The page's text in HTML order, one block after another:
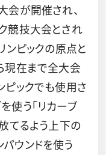
会が開催され、
競技大会とされ
ンピックの原点と
現在まで全大会
ピックでも使用さ
使う「リカーブ
てるよう上下の
ウンドを使う